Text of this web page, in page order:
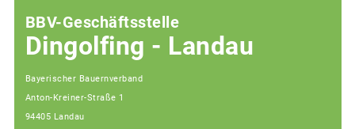
BBV-Geschäftsstelle
Dingolfing - Landau
Bayerischer Bauernverband
Anton-Kreiner-Straße 1
94405 Landau